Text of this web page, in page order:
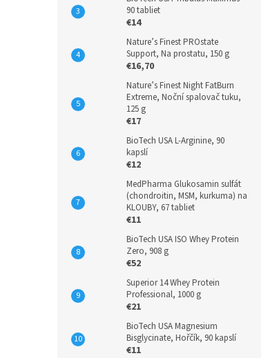
90 tabliet
€14
Nature’s Finest PROstate
Support, Na prostatu, 150 g
€16,70
Nature’s Finest Night FatBurn
Extreme, Noční spalovač tuku,
125 g
€17
BioTech USA L-Arginine, 90
kapslí
€12
MedPharma Glukosamin sulfát
(chondroitin, MSM, kurkuma) na
KLOUBY, 67 tabliet
€11
BioTech USA ISO Whey Protein
Zero, 908 g
€52
Superior 14 Whey Protein
Professional, 1000 g
€21
BioTech USA Magnesium
Bisglycinate, Hořčík, 90 kapslí
€11